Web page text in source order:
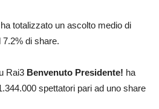
ha totalizzato un ascolto medio di
7.2% di share.
Rai3 Benvenuto Presidente! ha
spettatori pari ad uno share